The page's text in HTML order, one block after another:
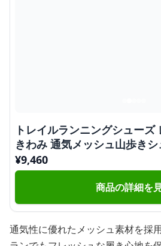
トレイルランニングシューズ
きわみ 通気メッシュ山歩き
¥9,460
商品の詳細を
通気性に優れたメッシュ素材を採